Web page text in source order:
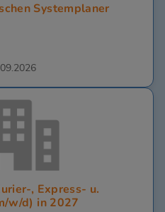
Systemplaner
, Express- u.
w/d) in 2027